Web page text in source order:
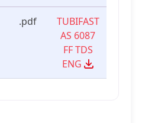
.pdf
TUBIFAST
AS 6087
FF TDS
ENG